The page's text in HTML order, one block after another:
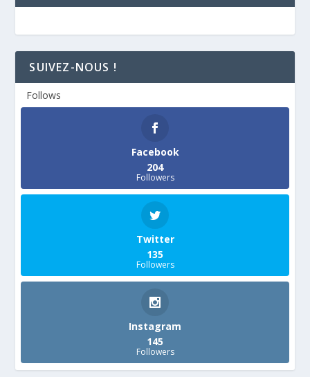
SUIVEZ-NOUS !
Follows
Facebook
204
Followers
Twitter
135
Followers
Instagram
145
Followers